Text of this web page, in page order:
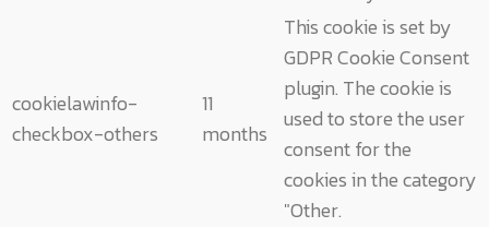
cookielawinfo-
checkbox-others
11
months
This cookie is set by
GDPR Cookie Consent
plugin. The cookie is
used to store the user
consent for the
cookies in the category
"Other.